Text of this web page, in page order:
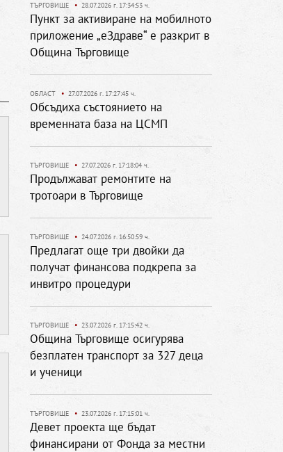
ТЪРГОВИЩЕ • 28.07.2026 г. 17:34:53 ч.
Пункт за активиране на мобилното
приложение „еЗдраве“ е разкрит в
Община Търговище
ОБЛАСТ • 27.07.2026 г. 17:27:45 ч.
Обсъдиха състоянието на
временната база на ЦСМП
ТЪРГОВИЩЕ • 27.07.2026 г. 17:18:04 ч.
Продължават ремонтите на
тротоари в Търговище
ТЪРГОВИЩЕ • 24.07.2026 г. 16:50:59 ч.
Предлагат още три двойки да
получат финансова подкрепа за
инвитро процедури
ТЪРГОВИЩЕ • 23.07.2026 г. 17:15:42 ч.
Община Търговище осигурява
безплатен транспорт за 327 деца
и ученици
ТЪРГОВИЩЕ • 23.07.2026 г. 17:15:01 ч.
Девет проекта ще бъдат
финансирани от Фонда за местни